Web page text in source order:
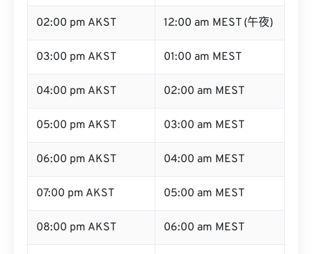
02:00 pm AKST 12:00 am MEST (午夜)
03:00 pm AKST 01:00 am MEST
04:00 pm AKST 02:00 am MEST
05:00 pm AKST 03:00 am MEST
06:00 pm AKST 04:00 am MEST
07:00 pm AKST 05:00 am MEST
08:00 pm AKST 06:00 am MEST